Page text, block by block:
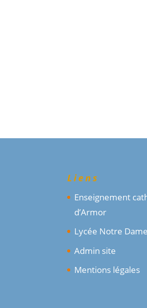
Liens
Enseignement
d’Armor
Lycée Notre Dame
Admin site
Mentions légales